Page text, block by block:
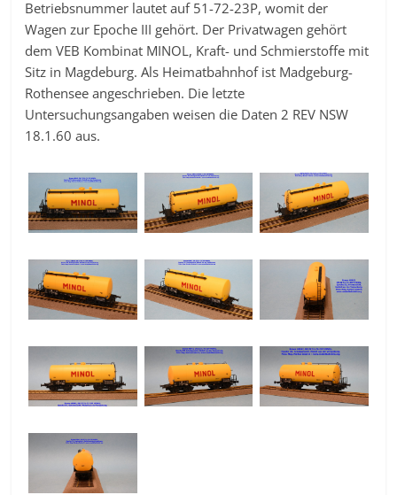
Betriebsnummer lautet auf 51-72-23P, womit der
Wagen zur Epoche III gehört. Der Privatwagen gehört
dem VEB Kombinat MINOL, Kraft- und Schmierstoffe mit
Sitz in Magdeburg. Als Heimatbahnhof ist Madgeburg-
Rothensee angeschrieben. Die letzte
Untersuchungsangaben weisen die Daten 2 REV NSW
18.1.60 aus.